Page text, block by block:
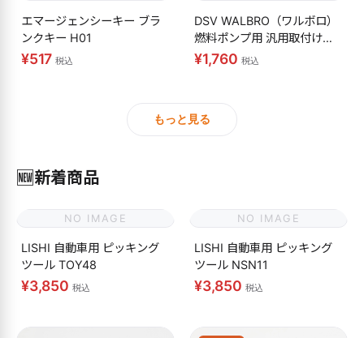
エマージェンシーキー ブラ
ンクキー H01
¥517税込
DSV WALBRO（ワルボロ）
燃料ポンプ用 汎用取付けキ
ット
¥1,760 税込
もっと見る
🆕新着商品
NO IMAGE
LISHI 自動車用 ピッキング
ツール TOY48
¥3,850 税込
NO IMAGE
LISHI 自動車用 ピッキング
ツール NSN11
¥3,850 税込